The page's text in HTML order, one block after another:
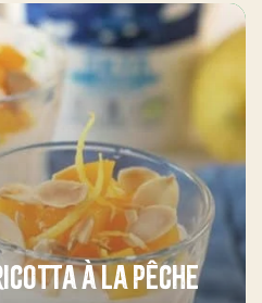
à la pêche